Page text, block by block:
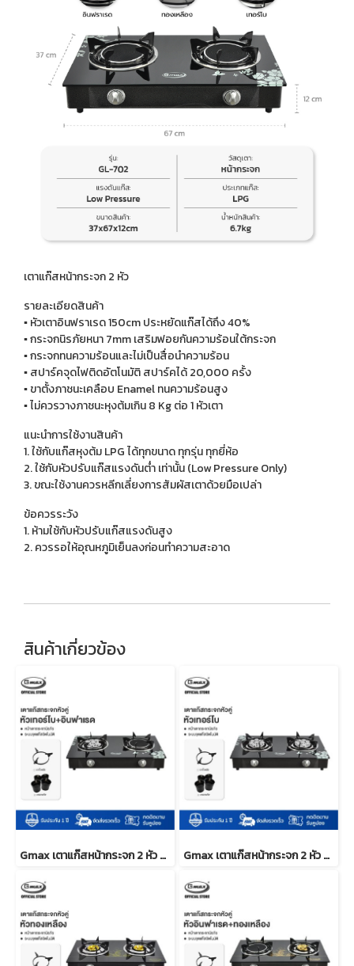
เตาแก๊สหน้ากระจก 2 หัว
รายละเอียดสินค้า
▪️ หัวเตาอินฟราเรด 150cm ประหยัดแก๊สได้ถึง 40%
▪️ กระจกนิรภัยหนา 7mm เสริมฟอยกันความร้อนใต้กระจก
▪️ กระจกทนความร้อนและไม่เป็นสื่อนำความร้อน
▪️ สปาร์คจุดไฟติดอัตโนมัติ สปาร์คได้ 20,000 ครั้ง
▪️ ขาตั้งภาชนะเคลือบ Enamel ทนความร้อนสูง
▪️ ไม่ควรวางภาชนะหุงต้มเกิน 8 Kg ต่อ 1 หัวเตา
แนะนำการใช้งานสินค้า
1. ใช้กับแก๊สหุงต้ม LPG ได้ทุกขนาด ทุกรุ่น ทุกยี่ห้อ
2. ใช้กับหัวปรับแก๊สแรงดันต่ำ เท่านั้น (Low Pressure Only)
3. ขณะใช้งานควรหลีกเลี่ยงการสัมผัสเตาด้วยมือเปล่า
ข้อควรระวัง
1. ห้ามใช้กับหัวปรับแก๊สแรงดันสูง
2. ควรรอให้อุณหภูมิเย็นลงก่อนทำความสะอาด
สินค้าเกี่ยวข้อง
Gmax เตาแก๊สหน้ากระจก 2 หัว หัวเตาผสม รุ่น GL-702TI Gmax เตาแก๊สหน้ากระจก 2 หัว หัวเทอร์โบ ไฟแรง รุ่น GL-702B